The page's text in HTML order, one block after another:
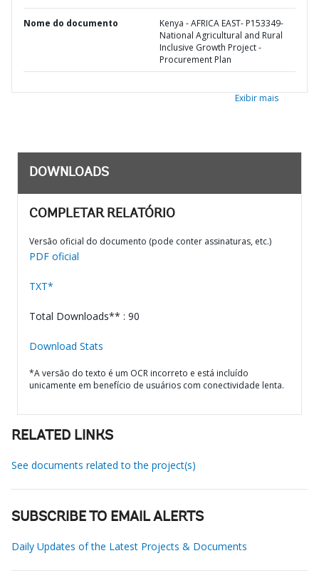
Nome do documento
Kenya - AFRICA EAST- P153349-
National Agricultural and Rural
Inclusive Growth Project -
Procurement Plan
Exibir mais
DOWNLOADS
COMPLETAR RELATÓRIO
Versão oficial do documento (pode conter assinaturas, etc.)
PDF oficial
TXT*
Total Downloads** : 90
Download Stats
*A versão do texto é um OCR incorreto e está incluído
unicamente em benefício de usuários com conectividade lenta.
RELATED LINKS
See documents related to the project(s)
SUBSCRIBE TO EMAIL ALERTS
Daily Updates of the Latest Projects & Documents